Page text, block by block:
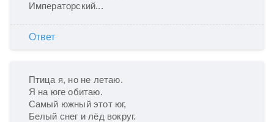
Императорский...
Ответ
Птица я, но не летаю.
Я на юге обитаю.
Самый южный этот юг,
Белый снег и лёд вокруг.